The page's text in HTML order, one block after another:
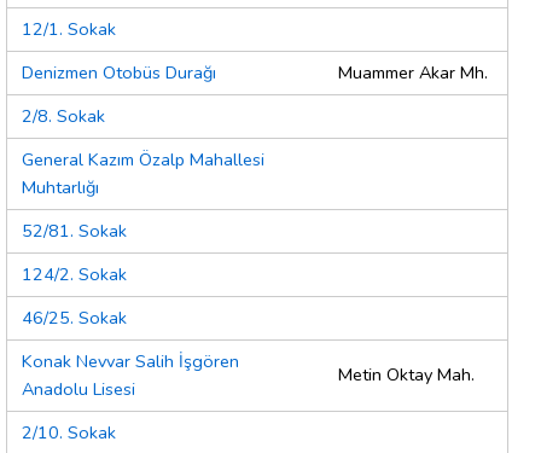
12/1. Sokak
Denizmen Otobüs Durağı
Muammer Akar Mh.
2/8. Sokak
General Kazım Özalp Mahallesi
Muhtarlığı
52/81. Sokak
124/2. Sokak
46/25. Sokak
Konak Nevvar Salih İşgören
Anadolu Lisesi
Metin Oktay Mah.
2/10. Sokak